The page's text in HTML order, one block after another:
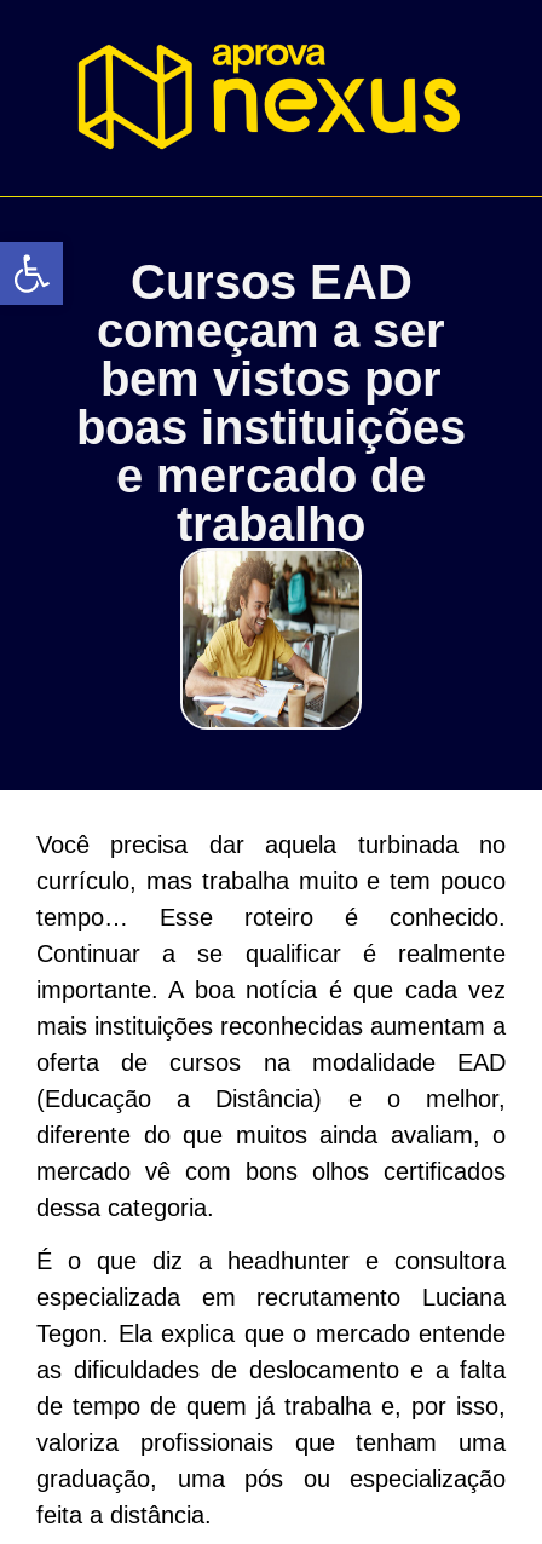
Abrir a barra de ferramentas
Cursos EAD
começam a ser
bem vistos por
boas instituições
e mercado de
trabalho
Você precisa dar aquela turbinada no
currículo, mas trabalha muito e tem pouco
tempo… Esse roteiro é conhecido.
Continuar a se qualificar é realmente
importante. A boa notícia é que cada vez
mais instituições reconhecidas aumentam a
oferta de cursos na modalidade EAD
(Educação a Distância) e o melhor,
diferente do que muitos ainda avaliam, o
mercado vê com bons olhos certificados
dessa categoria.
É o que diz a headhunter e consultora
especializada em recrutamento Luciana
Tegon. Ela explica que o mercado entende
as dificuldades de deslocamento e a falta
de tempo de quem já trabalha e, por isso,
valoriza profissionais que tenham uma
graduação, uma pós ou especialização
feita a distância.